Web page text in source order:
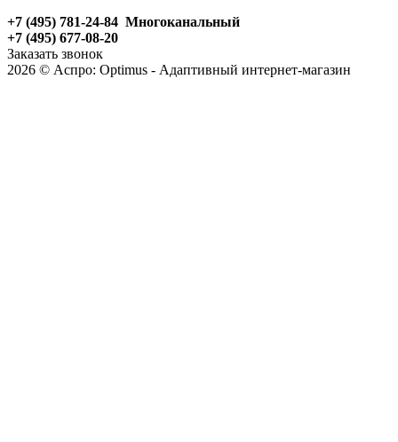
+7 (495) 781-24-84 Многоканальный
+7 (495) 677-08-20
Заказать звонок
2026 © Аспро: Optimus - Адаптивный интернет-магазин